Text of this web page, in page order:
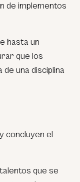
de implementos
hasta un
que los
una disciplina
concluyen el
que se